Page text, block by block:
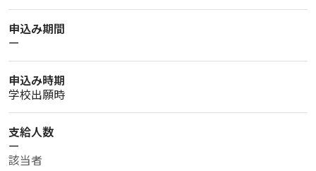
申込み期間
ー
申込み時期
学校出願時
支給人数
ー
該当者